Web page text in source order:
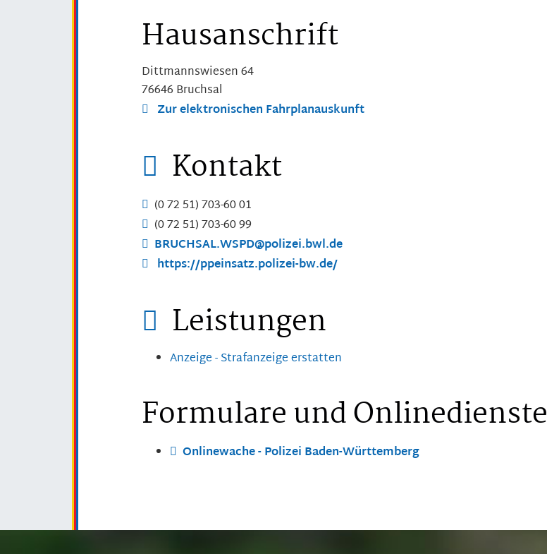
Hausanschrift
Dittmannswiesen 64
76646 Bruchsal
Zur elektronischen Fahrplanauskunft
Kontakt
(07251) 703-6001
(07251) 703-6099
BRUCHSAL.WSPD@polizei.bwl.de
https://ppeinsatz.polizei-bw.de/
Leistungen
Anzeige - Strafanzeige erstatten
Formulare und Onlinedienste
Onlinewache - Polizei Baden-Württemberg